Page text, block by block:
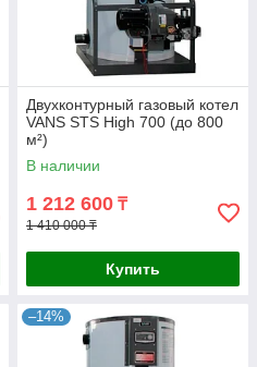
Двухконтурный газовый котел
VANS STS High 700 (до 800
м²)
В наличии
1 212 600 ₸
1 410 000 ₸
Купить
–14%